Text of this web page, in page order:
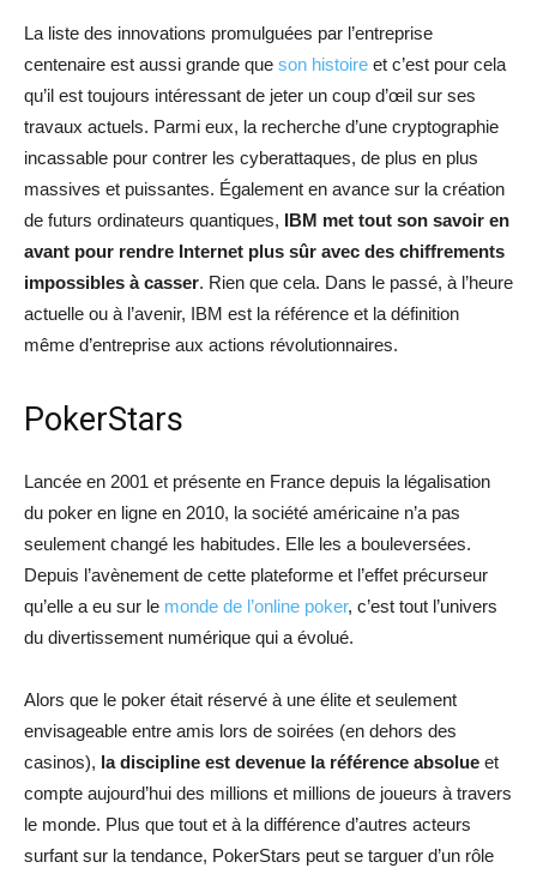
La liste des innovations promulguées par l’entreprise
centenaire est aussi grande que son histoire et c’est pour cela
qu’il est toujours intéressant de jeter un coup d’œil sur ses
travaux actuels. Parmi eux, la recherche d’une cryptographie
incassable pour contrer les cyberattaques, de plus en plus
massives et puissantes. Également en avance sur la création
de futurs ordinateurs quantiques, IBM met tout son savoir en
avant pour rendre Internet plus sûr avec des chiffrements
impossibles à casser. Rien que cela. Dans le passé, à l’heure
actuelle ou à l’avenir, IBM est la référence et la définition
même d’entreprise aux actions révolutionnaires.
PokerStars
Lancée en 2001 et présente en France depuis la légalisation
du poker en ligne en 2010, la société américaine n’a pas
seulement changé les habitudes. Elle les a bouleversées.
Depuis l’avènement de cette plateforme et l’effet précurseur
qu’elle a eu sur le monde de l’online poker, c’est tout l’univers
du divertissement numérique qui a évolué.
Alors que le poker était réservé à une élite et seulement
envisageable entre amis lors de soirées (en dehors des
casinos), la discipline est devenue la référence absolue et
compte aujourd’hui des millions et millions de joueurs à travers
le monde. Plus que tout et à la différence d’autres acteurs
surfant sur la tendance, PokerStars peut se targuer d’un rôle